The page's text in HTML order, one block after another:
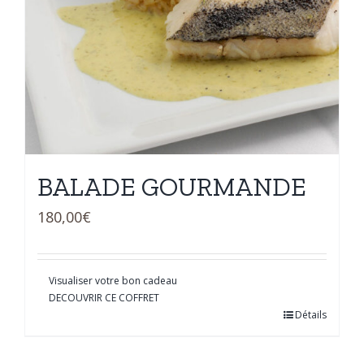
BALADE GOURMANDE
180,00€
Visualiser votre bon cadeau
DECOUVRIR CE COFFRET
Détails